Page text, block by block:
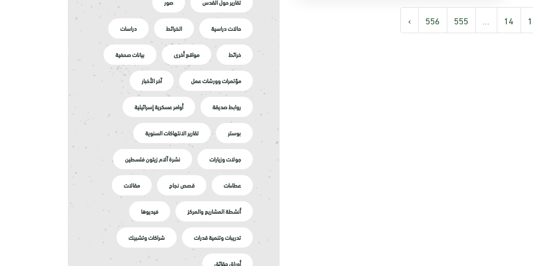
14
...
555
556
› حالات دراسية الخرائط دراسات
خرائط مواقع أخرى بيانات صحفية
مؤتمرات وورشات عمل آخر الأخبار
روابط صديقة أوامر عسكرية إسرائيلية
بوستر تقارير الانتهاكات السنوية
جولات وزيارات نشرة آلام زيتون فلسطين
عطاءات قصص نجاح مقالات
أنشطة المشاريع والمركز فيديوها
تدريبات وتنمية قدرات شراكات وتشبيك
أوراق حقائق